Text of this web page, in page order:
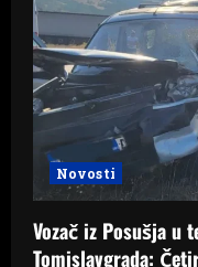
Novosti
Vozač iz Posušja u
Tomislavgrada: